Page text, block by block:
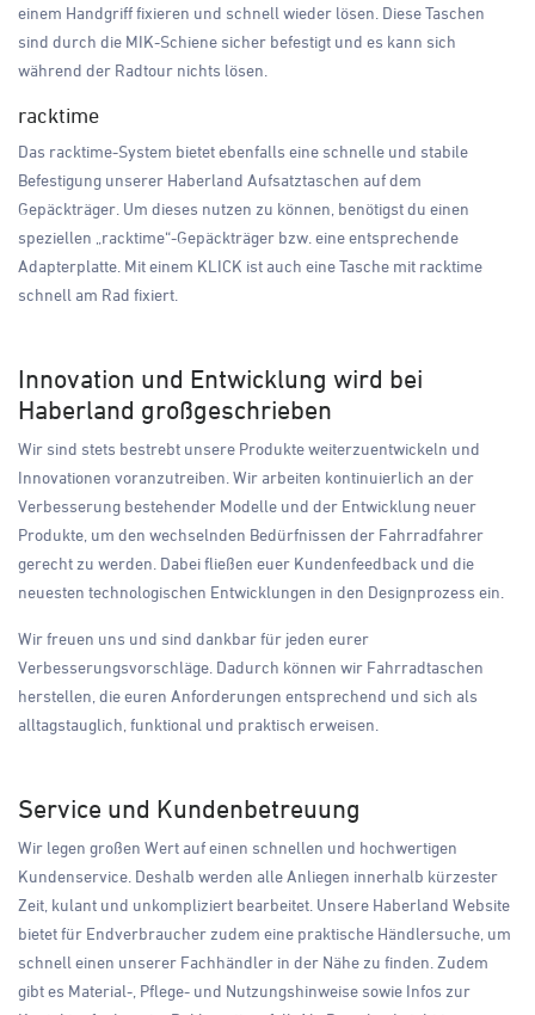
einem Handgriff fixieren und schnell wieder lösen. Diese Taschen
sind durch die MIK-Schiene sicher befestigt und es kann sich
während der Radtour nichts lösen.
racktime
Das racktime-System bietet ebenfalls eine schnelle und stabile
Befestigung unserer Haberland Aufsatztaschen auf dem
Gepäckträger. Um dieses nutzen zu können, benötigst du einen
speziellen „racktime“-Gepäckträger bzw. eine entsprechende
Adapterplatte. Mit einem KLICK ist auch eine Tasche mit racktime
schnell am Rad fixiert.
Innovation und Entwicklung wird bei
Haberland großgeschrieben
Wir sind stets bestrebt unsere Produkte weiterzuentwickeln und
Innovationen voranzutreiben. Wir arbeiten kontinuierlich an der
Verbesserung bestehender Modelle und der Entwicklung neuer
Produkte, um den wechselnden Bedürfnissen der Fahrradfahrer
gerecht zu werden. Dabei fließen euer Kundenfeedback und die
neuesten technologischen Entwicklungen in den Designprozess ein.
Wir freuen uns und sind dankbar für jeden eurer
Verbesserungsvorschläge. Dadurch können wir Fahrradtaschen
herstellen, die euren Anforderungen entsprechend und sich als
alltagstauglich, funktional und praktisch erweisen.
Service und Kundenbetreuung
Wir legen großen Wert auf einen schnellen und hochwertigen
Kundenservice. Deshalb werden alle Anliegen innerhalb kürzester
Zeit, kulant und unkompliziert bearbeitet. Unsere Haberland Website
bietet für Endverbraucher zudem eine praktische Händlersuche, um
schnell einen unserer Fachhändler in der Nähe zu finden. Zudem
gibt es Material-, Pflege- und Nutzungshinweise sowie Infos zur